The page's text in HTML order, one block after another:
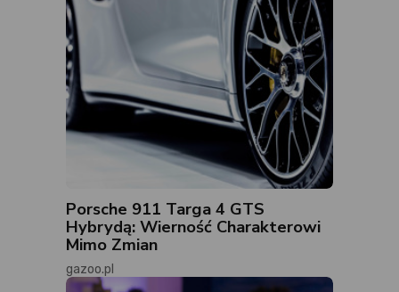
Porsche 911 Targa 4 GTS
Hybrydą: Wierność Charakterowi
Mimo Zmian
gazoo.pl